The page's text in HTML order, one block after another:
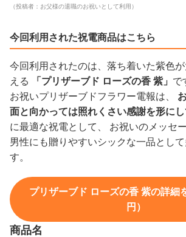
（投稿者：お父様の退職のお祝いとして利用）
今回利用された祝電商品はこちら
今回利用されたのは、落ち着いた紫色
える
「プリザーブド ローズの香 紫」 で
お祝いプリザーブドフラワー電報は、
面と向かっては照れくさい感謝を形に
に最適な祝電として、 お祝いのメッセ
男性にも贈りやすいシックな一品とし
す。
プリザーブド ローズの香 紫の詳細
円）
商品名